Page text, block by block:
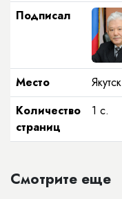
Подписал
Место
Якутск
Количество
страниц
1 с.
Смотрите еще